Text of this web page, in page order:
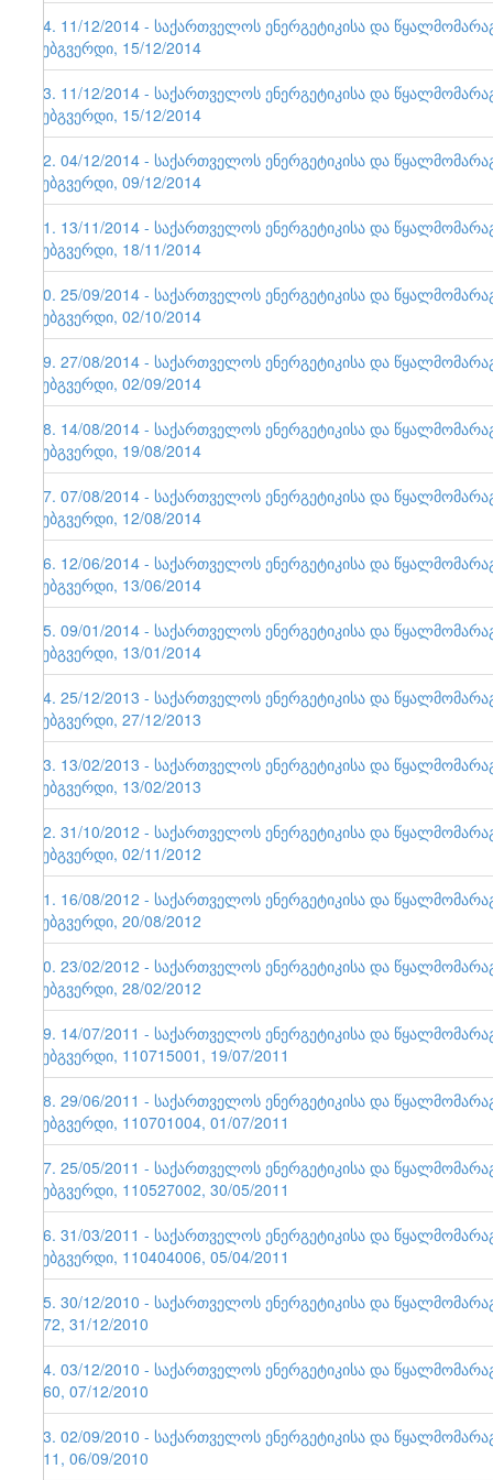
64. 11/12/2014 - საქართველოს ენერგეტიკისა და
ვებგვერდი, 15/12/2014
63. 11/12/2014 - საქართველოს ენერგეტიკისა და
ვებგვერდი, 15/12/2014
62. 04/12/2014 - საქართველოს ენერგეტიკისა და
ვებგვერდი, 09/12/2014
61. 13/11/2014 - საქართველოს ენერგეტიკისა და
ვებგვერდი, 18/11/2014
60. 25/09/2014 - საქართველოს ენერგეტიკისა და
ვებგვერდი, 02/10/2014
59. 27/08/2014 - საქართველოს ენერგეტიკისა და
ვებგვერდი, 02/09/2014
58. 14/08/2014 - საქართველოს ენერგეტიკისა და
ვებგვერდი, 19/08/2014
57. 07/08/2014 - საქართველოს ენერგეტიკისა და
ვებგვერდი, 12/08/2014
56. 12/06/2014 - საქართველოს ენერგეტიკისა და
ვებგვერდი, 13/06/2014
55. 09/01/2014 - საქართველოს ენერგეტიკისა და
ვებგვერდი, 13/01/2014
54. 25/12/2013 - საქართველოს ენერგეტიკისა და
ვებგვერდი, 27/12/2013
53. 13/02/2013 - საქართველოს ენერგეტიკისა და
ვებგვერდი, 13/02/2013
52. 31/10/2012 - საქართველოს ენერგეტიკისა და
ვებგვერდი, 02/11/2012
51. 16/08/2012 - საქართველოს ენერგეტიკისა და
ვებგვერდი, 20/08/2012
50. 23/02/2012 - საქართველოს ენერგეტიკისა და
ვებგვერდი, 28/02/2012
49. 14/07/2011 - საქართველოს ენერგეტიკისა და
ვებგვერდი, 110715001, 19/07/2011
48. 29/06/2011 - საქართველოს ენერგეტიკისა და
ვებგვერდი, 110701004, 01/07/2011
47. 25/05/2011 - საქართველოს ენერგეტიკისა და
ვებგვერდი, 110527002, 30/05/2011
46. 31/03/2011 - საქართველოს ენერგეტიკისა და
ვებგვერდი, 110404006, 05/04/2011
45. 30/12/2010 - საქართველოს ენერგეტიკისა და
172, 31/12/2010
44. 03/12/2010 - საქართველოს ენერგეტიკისა და
160, 07/12/2010
43. 02/09/2010 - საქართველოს ენერგეტიკისა და
111, 06/09/2010